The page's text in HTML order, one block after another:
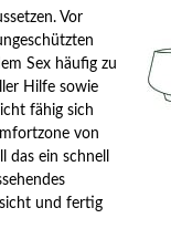
Vor
Sex häufig zu
Hilfe sowie
fähig sich
von
das ein schnell
und fertig